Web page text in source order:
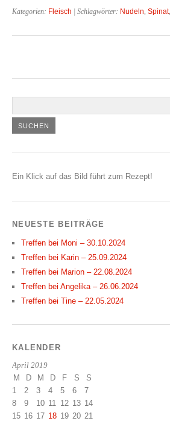
Kategorien: Fleisch | Schlagwörter: Nudeln Spinat,
Ein Klick auf das Bild führt zum Rezept!
NEUESTE BEITRÄGE
Treffen bei Moni – 30.10.2024
Treffen bei Karin – 25.09.2024
Treffen bei Marion – 22.08.2024
Treffen bei Angelika – 26.06.2024
Treffen bei Tine – 22.05.2024
KALENDER
April 2019
M D M D F S
S
1
2 3 4 5 6
7
8
9 10 11 12 13 14
15 16 17 18 19 20 21